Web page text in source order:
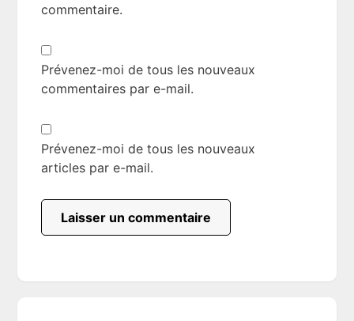
commentaire.
Prévenez-moi de tous les nouveaux
commentaires par e-mail.
Prévenez-moi de tous les nouveaux
articles par e-mail.